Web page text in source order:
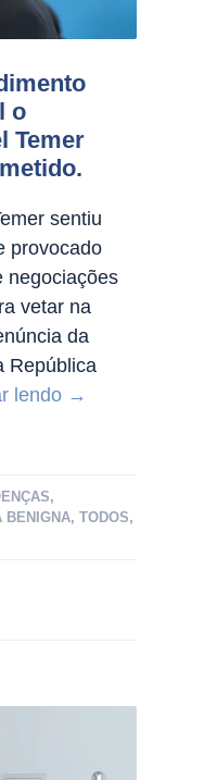
o
Temer
sentiu
provocado
negociações
vetar na
da
República
lendo →
,
BENIGNA, TODOS,